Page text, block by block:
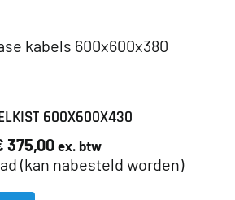
600X600X430
375,00 ex. btw
(kan nabesteld worden)